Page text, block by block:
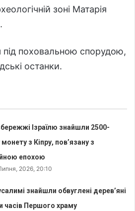
зоні Матарія
під поховальною спорудою,
останки.
Ізраїлю знайшли 2500-
монету з Кіпру, пов’язану з
епохою
2026, 20:10
знайшли обвуглені дерев’яні
часів Першого храму